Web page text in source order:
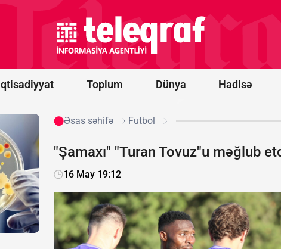
Toplum Dünya Hadisə
Hörmüz
boğazından
keçən
tankerdə iki
partlayış
səsi eşidilib
Əsas səhifə Futbol
"Şamaxı" "Turan Tovuz"u məğlub
16 May 19:12